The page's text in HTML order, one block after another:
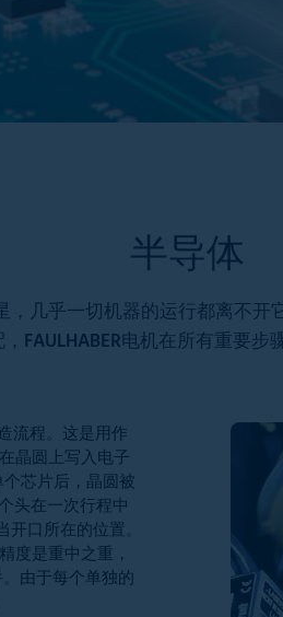
半导体
几乎一切机器的运行都离不
，FAULHABER电机在所有重要步
流程。这是用作
晶圆上写入电子
芯片后，晶圆被
头在一次行程中
口所在的位置。
度是重中之重，
由于每个单独的